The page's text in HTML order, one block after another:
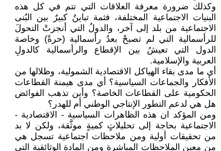
وكذلك ضرورة معرفة العلاقات التي تتم في كل هذه
البنيات الاجتماعية المختلفة، فثمة تباينٌ كبيرٌ بين البُنى
الاجتماعية من بلد إلى آخر، والدولُ التي أنجزتْ التحولَ
للرأسمالية التي لم تصبحْ بعدُ رأسمالية (حرةً) وخاصة
الدول التي تعيشُ بين الإقطاع والرأسمالية كالدولِ
العربية والإسلامية.
أي ما مدى بقاء الهياكل الاقتصادية الشمولية، وظلالها من
الأفكار والجماعات السياسية؟ أي مدى هيمنة القطاعات
الحكومية على القطاعات الخاصة؟ وأين تذهب الفوائض
هل هي لدعم التطور الإنتاجي الوطني أم للهدر؟
ومن المؤكد ان هذه الظاهرات السياسية - الاقتصادية -
الاجتماعية بحاجة إلى تحليلاتٍ كميةٍ موثَّقة، ولكن لا بد
من تحقيقات أولية ومن ملاحظات اجتماعية تسجل هي
من معين الملاحظات المباشرة ومن المادة الوثائقية التي